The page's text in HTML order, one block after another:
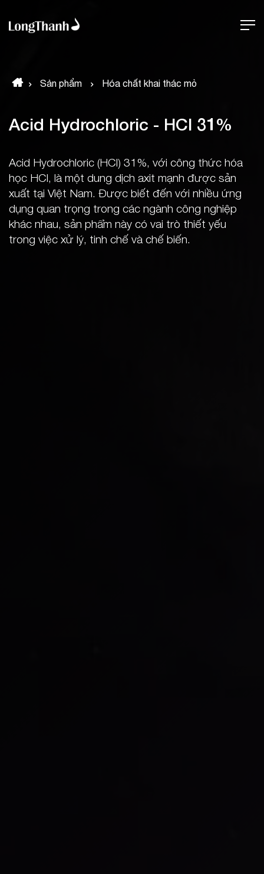
Sản phẩm Hóa chất khai thác mỏ
Acid Hydrochloric - HCl 31%
Acid Hydrochloric (HCl) 31%, với công thức hóa
học HCl, là một dung dịch axit mạnh được sản
xuất tại Việt Nam. Được biết đến với nhiều ứng
dụng quan trọng trong các ngành công nghiệp
khác nhau, sản phẩm này có vai trò thiết yếu
trong việc xử lý, tinh chế và chế biến.